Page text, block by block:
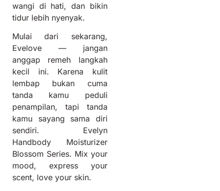
wangi di hati, dan bikin
tidur lebih nyenyak.
Mulai dari sekarang,
Evelove — jangan
anggap remeh langkah
kecil ini. Karena kulit
lembap bukan cuma
tanda kamu peduli
penampilan, tapi tanda
kamu sayang sama diri
sendiri. Evelyn
Handbody Moisturizer
Blossom Series. Mix your
mood, express your
scent, love your skin.